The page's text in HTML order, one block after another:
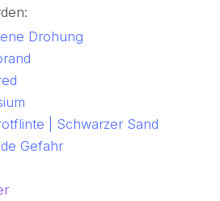
Drohung
| Schwarzer Sand
Gefahr